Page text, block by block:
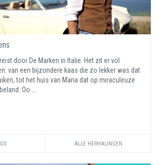
door De Marken in Italië. Het zit er vol
van een bijzondere kaas die zo lekker was dat
tot het huis van Maria dat op miraculeuze
Oo ...
ALLE HERHALINGEN